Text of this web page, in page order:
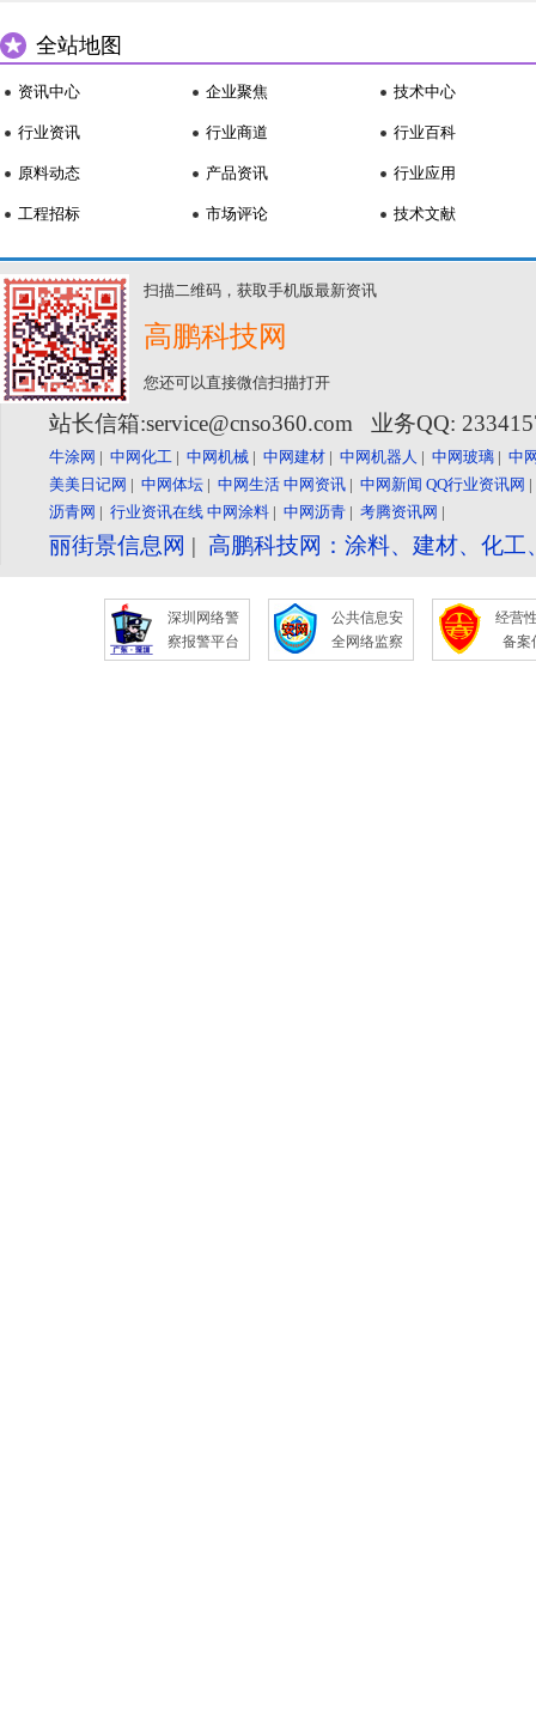
全站地图
资讯中心
行业资讯
原料动态
工程招标
企业聚焦
行业商道
产品资讯
市场评论
技术中心
行业百科
行业应用
技术文献
扫描二维码，获取手机版最新资讯
高鹏科技网
您还可以直接微信扫描打开
站长信箱:service@cnso360.com 业务QQ:
牛涂网 | 中网化工 | 中网机械 | 中网建材 | 中网机器人 | 中网玻璃 | 中
美美日记网 | 中网体坛 | 中网生活 中网资讯 | 中网新闻 QQ行业资讯网
沥青网 | 行业资讯在线 中网涂料 | 中网沥青 | 考腾资讯网 |
丽街景信息网 | 高鹏科技网：涂料、建材、化
深圳网络警
察报警平台
公共信息安
全网络监察
经营
备案